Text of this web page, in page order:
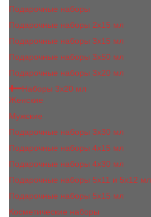
Подарочные наборы
Подарочные наборы 2x15 мл
Подарочные наборы 3х15 мл
Подарочные наборы 3x50 мл
Подарочные наборы 3x20 мл
Наборы 3х20 мл
Женские
Мужские
Подарочные наборы 3х30 мл
Подарочные наборы 4x15 мл
Подарочные наборы 4x30 мл
Подарочные наборы 5x11 и 5х12 мл
Подарочные наборы 5x15 мл
Косметические наборы